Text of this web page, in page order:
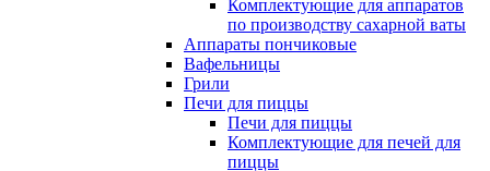
Комплектующие для аппаратов
по производству сахарной ваты
Аппараты пончиковые
Вафельницы
Грили
Печи для пиццы
Печи для пиццы
Комплектующие для печей для
пиццы